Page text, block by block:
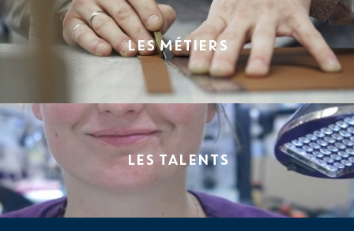
LES MÉTIERS
LES TALENTS